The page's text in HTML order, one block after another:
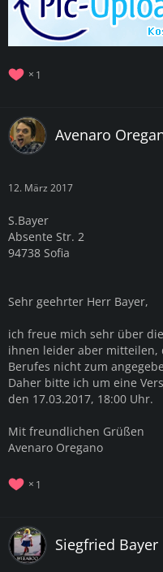
1
Avenaro
12. März 2017
S.Bayer
Absente Str. 2
94738 Sofia
Sehr geehrter Herr Bayer,
ich freue mich sehr über
ihnen leider aber mitteilen,
Berufes nicht zum
Daher bitte ich um eine
den 17.03.2017, 18:00 Uhr.
Mit freundlichen Grüßen
Avenaro Oregano
1
Siegfried Bayer